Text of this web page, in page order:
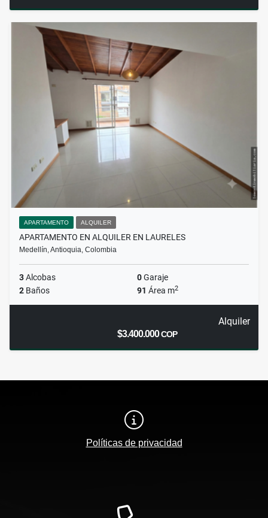
APARTAMENTO ALQUILER
APARTAMENTO EN ALQUILER EN LAURELES
Medellín, Antioquia, Colombia
3Alcobas 0Garaje
2 Baños 91 Área m2
Alquiler
$3.400.000COP
Políticas de privacidad